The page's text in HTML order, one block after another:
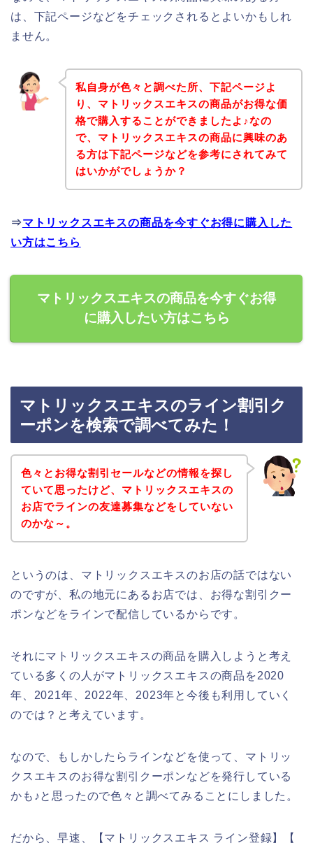
は、下記ページなどをチェックされるとよいかもしれ
ません。
私自身が色々と調べた所、下記ページよ
り、マトリックスエキスの商品がお得な価
格で購入することができましたよ♪なの
で、マトリックスエキスの商品に興味のあ
る方は下記ページなどを参考にされてみて
はいかがでしょうか？
⇒マトリックスエキスの商品を今すぐお得に購入した
い方はこちら
マトリックスエキスの商品を今すぐお得
に購入したい方はこちら
マトリックスエキスのライン割引ク
ーポンを検索で調べてみた！
色々とお得な割引セールなどの情報を探し
ていて思ったけど、マトリックスエキスの
お店でラインの友達募集などをしていない
のかな～。
というのは、マトリックスエキスのお店の話ではない
のですが、私の地元にあるお店では、お得な割引クー
ポンなどをラインで配信しているからです。
それにマトリックスエキスの商品を購入しようと考え
ている多くの人がマトリックスエキスの商品を2020
年、2021年、2022年、2023年と今後も利用していく
のでは？と考えています。
なので、もしかしたらラインなどを使って、マトリッ
クスエキスのお得な割引クーポンなどを発行している
かも♪と思ったので色々と調べてみることにしました。
だから、早速、【マトリックスエキス ライン登録】【